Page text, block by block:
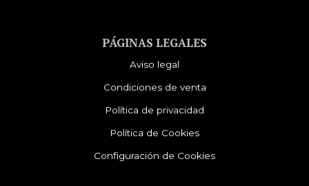
PÁGINAS LEGALES
Aviso legal
Condiciones de venta
Política de privacidad
Política de Cookies
Configuración de Cookies